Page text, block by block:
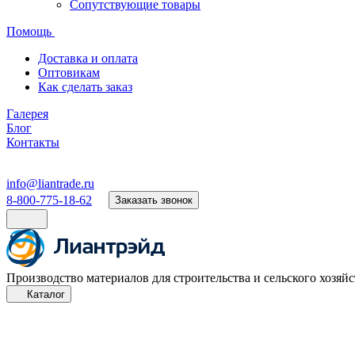
Сопутствующие товары
Помощь
Доставка и оплата
Оптовикам
Как сделать заказ
Галерея
Блог
Контакты
info@liantrade.ru
8-800-775-18-62
Заказать звонок
Производство материалов для строительства и сельского
Каталог